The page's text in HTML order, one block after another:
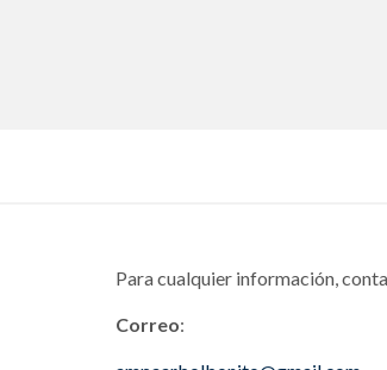
Para cualquier información,
Correo: